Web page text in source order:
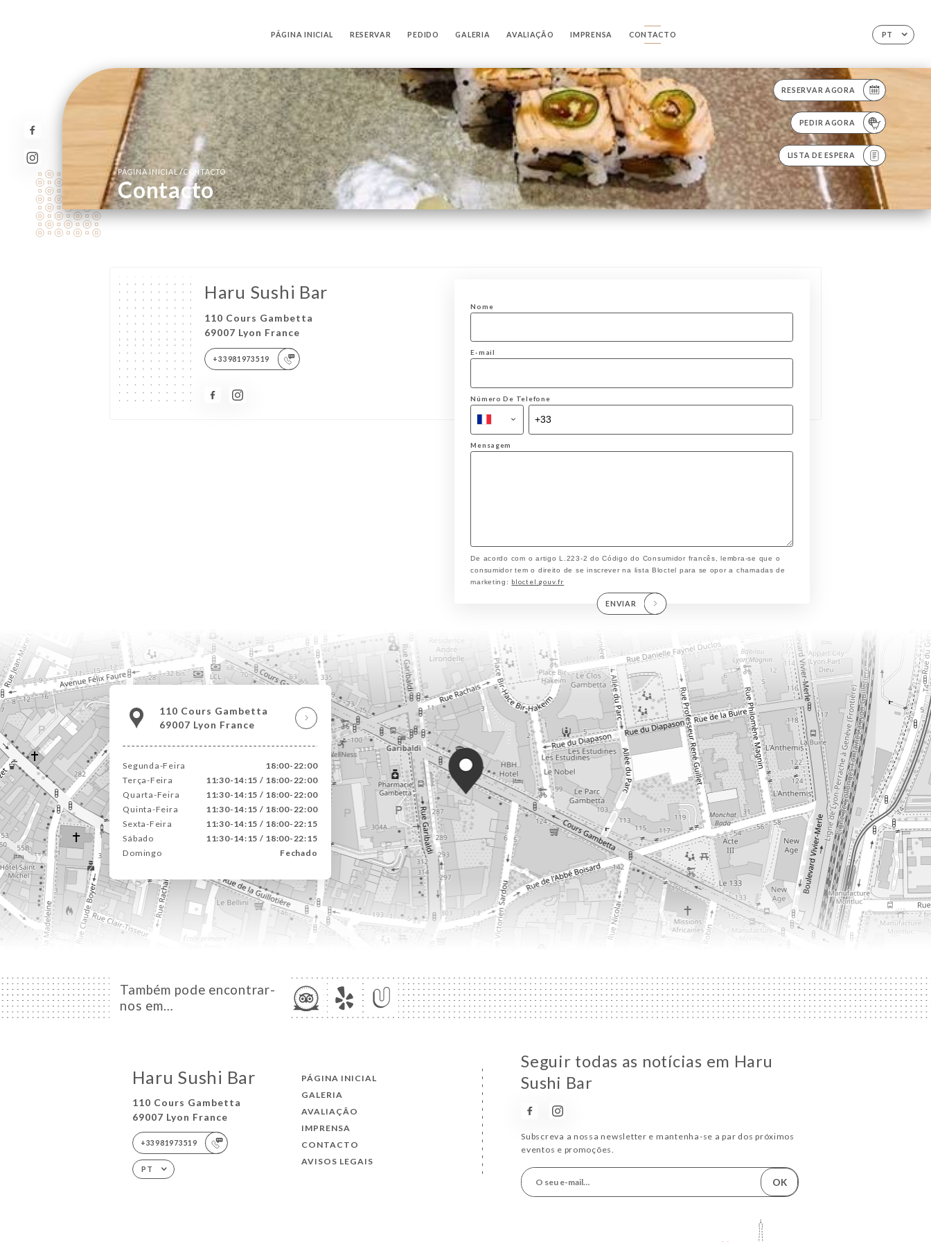
PT
PÁGINA INICIAL RESERVAR PEDIDO GALERIA AVALIAÇÃO IMPRENSA CONTACTO
RESERVAR AGORA
PEDIR AGORA
LISTA DE ESPERA
PÁGINA INICIAL/CONTACTO
Contacto
Haru Sushi Bar
110 Cours Gambetta
69007 Lyon France
+33981973519
Nome
E-mail
Número De Telefone
Mensagem
De acordo com o artigo L.223-2 do Código do Consumidor francês, lembra-se que o
consumidor tem o direito de se inscrever na lista Bloctel para se opor a chamadas de
marketing: bloctel.gouv.fr
ENVIAR
110 Cours Gambetta
69007 Lyon France
Segunda-Feira
18:00-22:00
Terça-Feira
11:30-14:15 / 18:00-22:00
Quarta-Feira
11:30-14:15 / 18:00-22:00
Quinta-Feira
11:30-14:15 / 18:00-22:00
Sexta-Feira
11:30-14:15 / 18:00-22:15
Sábado
11:30-14:15 / 18:00-22:15
Domingo
Fechado
Também pode encontrar-
nos em…
Haru Sushi Bar
110 Cours Gambetta
69007 Lyon France
+33981973519
PT
PÁGINA INICIAL
GALERIA
AVALIAÇÃO
IMPRENSA
CONTACTO
AVISOS LEGAIS
Seguir todas as notícias em Haru
Sushi Bar
Subscreva a nossa newsletter e mantenha-se a par dos próximos
eventos e promoções.
OK